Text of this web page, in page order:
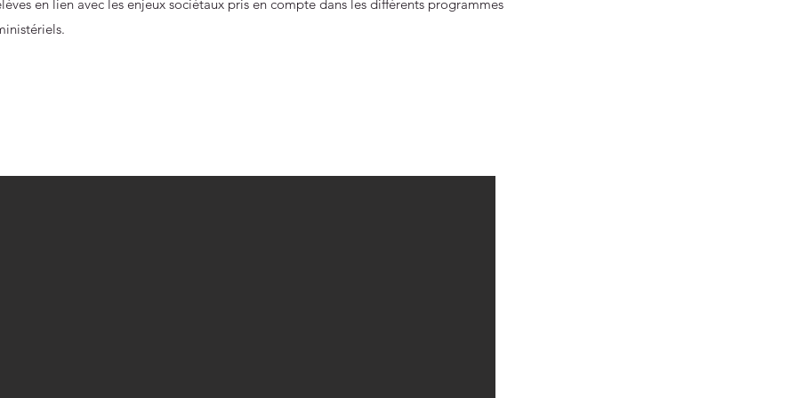
en lien avec les enjeux sociétaux pris en compte dans les différents programmes